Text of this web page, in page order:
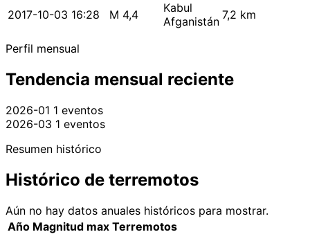
2017-10-03 16:28 M 4,4
Kabul
Afganistán 7,2 km
Perfil mensual
Tendencia mensual reciente
2026-01 1 eventos
2026-03 1 eventos
Resumen histórico
Histórico de terremotos
Aún no hay datos anuales históricos para mostrar.
Año Magnitud max Terremotos